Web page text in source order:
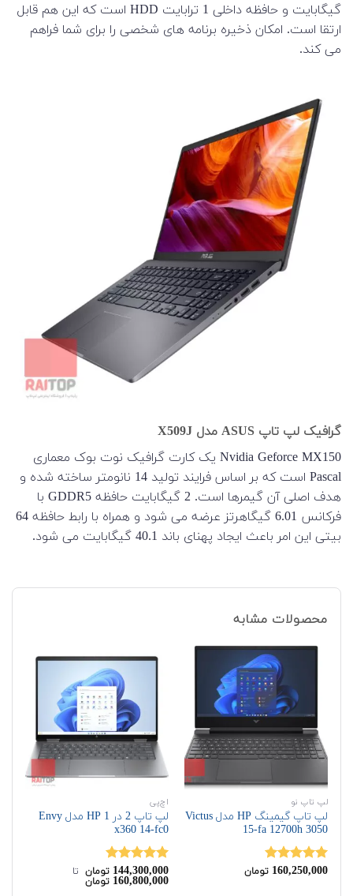
گیگابایت و حافظه داخلی 1 ترابایت HDD است که این هم قابل
ارتقا است. امکان ذخیره برنامه های شخصی را برای شما فراهم
می کند.
گرافیک لپ تاپ ASUS مدل X509J
Nvidia Geforce MX150 یک کارت گرافیک نوت بوک معماری
Pascal است که بر اساس فرایند تولید 14 نانومتر ساخته شده و
هدف اصلی آن گیمرها است. 2 گیگابایت حافظه GDDR5 با
فرکانس 6.01 گیگاهرتز عرضه می شود و همراه با رابط حافظه 64
بیتی این امر باعث ایجاد پهنای باند 40.1 گیگابایت می شود.
محصولات مشابه
لپ تاپ نو
لپ تاپ گیمینگ HP مدل Victus
15-fa 12700h 3050
نمره5.00
160,250,000 تومان
اچ‌پی
لپ تاپ 2 در 1 HP مدل Envy
x360 14-fc0
نمره5.00
از 5
144,300,000 تومان‌ تا ‌
160,800,000 تومان